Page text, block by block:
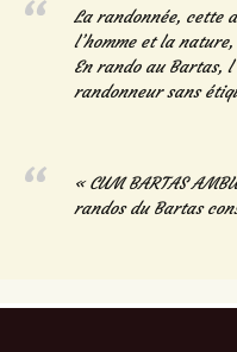
La randonnée, cette
l’homme et la
En rando au Bartas,
randonneur sans
« CUM BARTAS
randos du Bartas